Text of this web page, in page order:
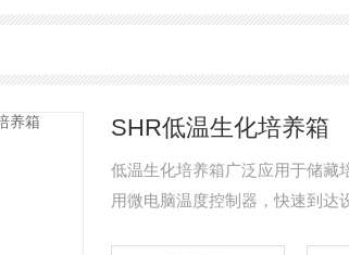
SHR低温生化培养箱
低温生化培养箱广泛应用于储藏
用微电脑温度控制器，快速到达